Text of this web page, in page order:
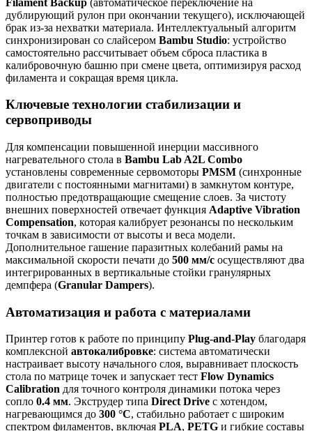
дублирующий рулон при окончании текущего), исключающей
брак из-за нехватки материала. Интеллектуальный алгоритм
синхронизирован со слайсером Bambu Studio: устройство
самостоятельно рассчитывает объем сброса пластика в
калибровочную башню при смене цвета, оптимизируя расход
филамента и сокращая время цикла.
Ключевые технологии стабилизации и
сервоприводы
Для компенсации повышенной инерции массивного
нагревательного стола в Bambu Lab A2L Combo
установлены современные сервомоторы PMSM (синхронные
двигатели с постоянными магнитами) в замкнутом контуре,
полностью предотвращающие смещение слоев. За чистоту
внешних поверхностей отвечает функция Adaptive Vibration
Compensation, которая калибрует резонансы по нескольким
точкам в зависимости от высоты и веса модели.
Дополнительное гашение паразитных колебаний рамы на
максимальной скорости печати до 500 мм/с осуществляют два
интегрированных в вертикальные стойки гранулярных
демпфера (Granular Dampers).
Автоматизация и работа с материалами
Принтер готов к работе по принципу Plug-and-Play благодаря
комплексной автокалибровке: система автоматически
настраивает высоту начального слоя, выравнивает плоскость
стола по матрице точек и запускает тест Flow Dynamics
Calibration для точного контроля динамики потока через
сопло 0.4 мм. Экструдер типа Direct Drive с хотендом,
нагревающимся до 300 °C, стабильно работает с широким
спектром филаментов, включая PLA, PETG и гибкие составы